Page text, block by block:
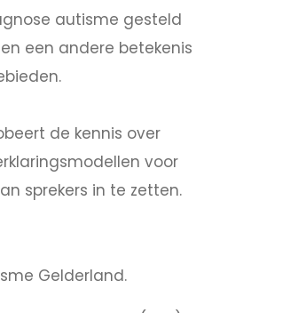
autisme gesteld
een andere betekenis
de kennis over
voor
sprekers in te zetten.
Gelderland.